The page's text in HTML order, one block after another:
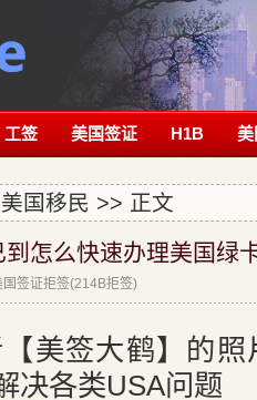
工签 美国签证 H1B 美
美国移民 >> 正文
怎么快速办理美国绿
签证拒签(214B拒签)
美签大鹤】的
决各类USA问题